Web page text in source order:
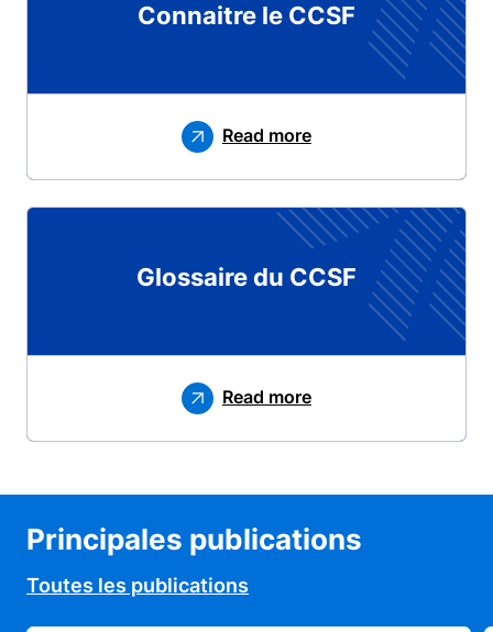
Connaitre le CCSF
Read more
Glossaire du CCSF
Read more
Principales publications
Toutes les publications